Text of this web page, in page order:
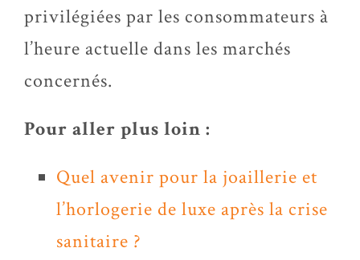
privilégiées par les consommateurs à
l’heure actuelle dans les marchés
concernés.
Pour aller plus loin :
Quel avenir pour la joaillerie et
l’horlogerie de luxe après la crise
sanitaire ?